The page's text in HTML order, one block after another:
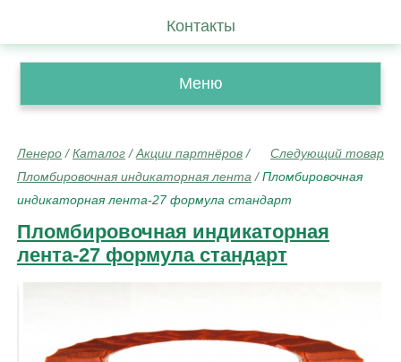
Контакты
Меню
Следующий товар
Ленеро /Каталог /Акции партнёров /
Пломбировочная индикаторная лента /Пломбировочная
индикаторная лента-27 формула стандарт
Пломбировочная индикаторная
лента-27 формула стандарт